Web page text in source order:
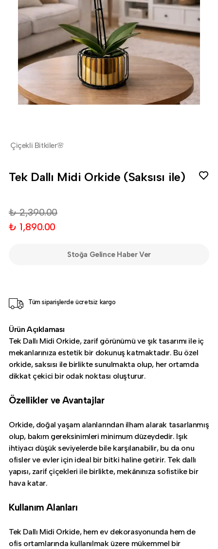
Çiçekli Bitkiler🌸
Tek Dallı Midi Orkide (Saksısı ile)
₺ 2,390.00
₺ 1,890.00
Stoğa Gelince Haber Ver
Tüm siparişlerde ücretsiz kargo
Ürün Açıklaması
Tek Dallı Midi Orkide, zarif görünümü ve şık tasarımı ile iç
mekanlarınıza estetik bir dokunuş katmaktadır. Bu özel
orkide, saksısı ile birlikte sunulmakta olup, her ortamda
dikkat çekici bir odak noktası oluşturur.
Özellikler ve Avantajlar
Orkide, doğal yaşam alanlarından ilham alarak tasarlanmış
olup, bakım gereksinimleri minimum düzeydedir. Işık
ihtiyacı düşük seviyelerde bile karşılanabilir, bu da onu
ofisler ve evler için ideal bir bitki haline getirir. Tek dallı
yapısı, zarif çiçekleri ile birlikte, mekânınıza sofistike bir
hava katar.
Kullanım Alanları
Tek Dallı Midi Orkide, hem ev dekorasyonunda hem de
ofis ortamlarında kullanılmak üzere mükemmel bir